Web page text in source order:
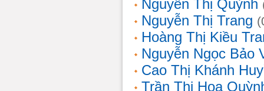
Nguyễn Thị Quỳnh
Nguyễn Thị Trang
Hoàng Thị Kiều
Nguyễn Ngọc Bảo
Cao Thị Khánh
Trần Thị Hoa